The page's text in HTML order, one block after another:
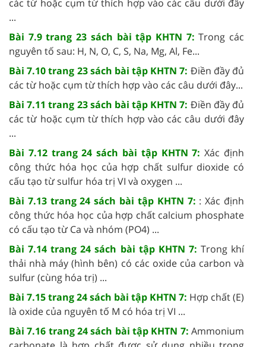
các từ hoặc cụm từ thích hợp vào các câu dưới đây
...
Bài 7.9 trang 23 sách bài tập KHTN 7:Trong các
nguyên tố sau: H, N, O, C, S, Na, Mg, Al, Fe...
Bài 7.10 trang 23 sách bài tập KHTN 7: Điền đầy đủ
các từ hoặc cụm từ thích hợp vào các câu dưới đây...
Bài 7.11 trang 23 sách bài tập KHTN 7: Điền đầy đủ
các từ hoặc cụm từ thích hợp vào các câu dưới đây
...
Bài 7.12 trang 24 sách bài tập KHTN 7:Xác định
công thức hóa học của hợp chất sulfur dioxide có
cấu tạo từ sulfur hóa trị VI và oxygen ...
Bài 7.13 trang 24 sách bài tập KHTN 7: : Xác định
công thức hóa học của hợp chất calcium phosphate
có cấu tạo từ Ca và nhóm (PO4) ...
Bài 7.14 trang 24 sách bài tập KHTN 7: Trong khí
thải nhà máy (hình bên) có các oxide của carbon và
sulfur (cùng hóa trị) ...
Bài 7.15 trang 24 sách bài tập KHTN 7: Hợp chất (E)
là oxide của nguyên tố M có hóa trị VI ...
Bài 7.16 trang 24 sách bài tập KHTN 7: Ammonium